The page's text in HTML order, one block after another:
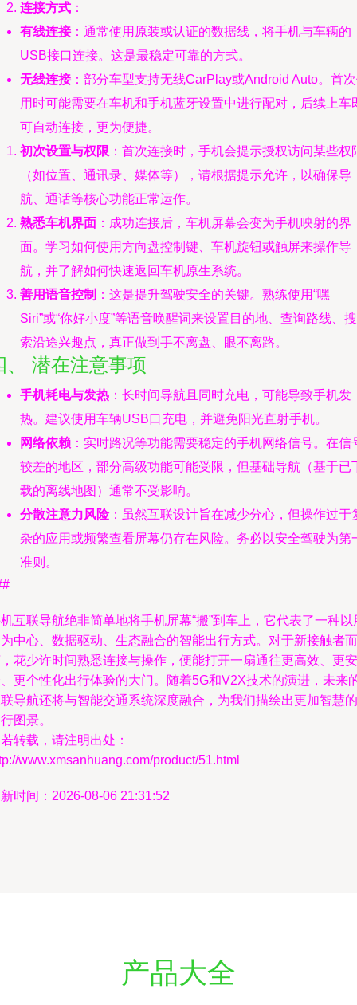
连接方式 ：
有线连接：通常使用原装或认证的数据线，将手机与车辆的
USB接口连接。这是最稳定可靠的方式。
无线连接：部分车型支持无线CarPlay或Android Auto。首
用时可能需要在车机和手机蓝牙设置中进行配对，后续上车
可自动连接，更为便捷。
初次设置与权限 ：首次连接时，手机会提示授权访问某些权
（如位置、通讯录、媒体等），请根据提示允许，以确保导
航、通话等核心功能正常运作。
熟悉车机界面 ：成功连接后，车机屏幕会变为手机映射的界
面。学习如何使用方向盘控制键、车机旋钮或触屏来操作导
航，并了解如何快速返回车机原生系统。
善用语音控制 ：这是提升驾驶安全的关键。熟练使用“嘿
Siri”或“你好小度”等语音唤醒词来设置目的地、查询路线、搜
索沿途兴趣点，真正做到手不离盘、眼不离路。
、 潜在注意事项
手机耗电与发热 ：长时间导航且同时充电，可能导致手机发
热。建议使用车辆USB口充电，并避免阳光直射手机。
网络依赖 ：实时路况等功能需要稳定的手机网络信号。在信
较差的地区，部分高级功能可能受限，但基础导航（基于已
载的离线地图）通常不受影响。
分散注意力风险：虽然互联设计旨在减少分心，但操作过于
杂的应用或频繁查看屏幕仍存在风险。务必以安全驾驶为第
准则。
互联导航绝非简单地将手机屏幕“搬”到车上，它代表了一种以
中心、数据驱动、生态融合的智能出行方式。对于新接触者而
花少许时间熟悉连接与操作，便能打开一扇通往更高效、更安
更个性化出行体验的大门。随着5G和V2X技术的演进，未来
导航还将与智能交通系统深度融合，为我们描绘出更加智慧的
图景。
转载，请注明出处：
www.xmsanhuang.com/product/51.html
时间：2026-08-06 21:31:52
产品大全